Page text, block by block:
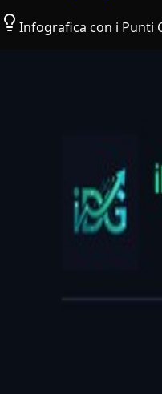
Infografica con i Punti